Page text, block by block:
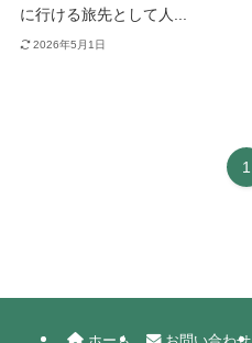
に行ける旅先として人...
2026年5月1日
1